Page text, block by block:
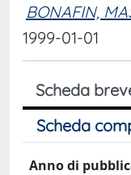
BONAFIN,
1999-01-01
Scheda
Scheda
Anno di